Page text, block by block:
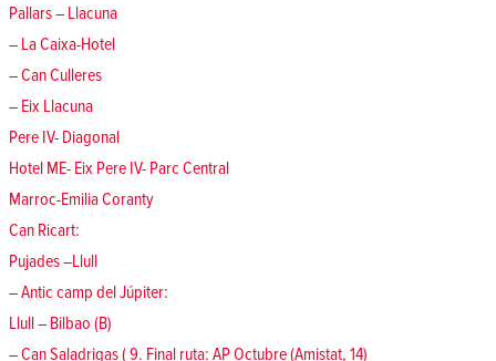
Pallars – Llacuna
– La Caixa-Hotel
– Can Culleres
– Eix Llacuna
Pere IV- Diagonal
Hotel ME- Eix Pere IV- Parc Central
Marroc-Emilia Coranty
Can Ricart:
Pujades –Llull
– Antic camp del Júpiter:
Llull – Bilbao (B)
– Can Saladrigas ( 9. Final ruta: AP Octubre (Amistat, 14)